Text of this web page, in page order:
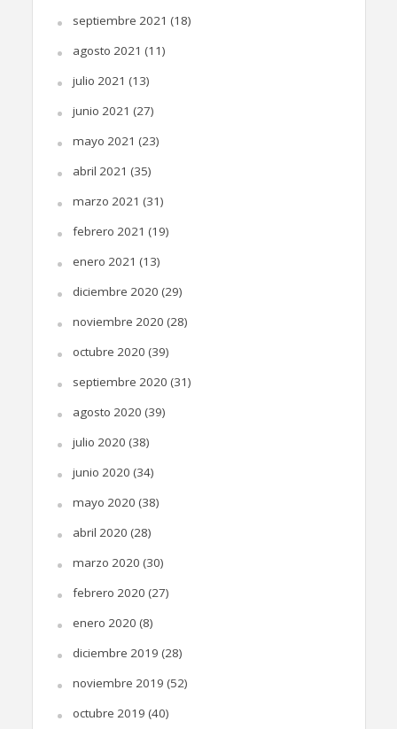
septiembre 2021 (18)
agosto 2021 (11)
julio 2021 (13)
junio 2021 (27)
mayo 2021 (23)
abril 2021 (35)
marzo 2021 (31)
febrero 2021 (19)
enero 2021 (13)
diciembre 2020 (29)
noviembre 2020 (28)
octubre 2020 (39)
septiembre 2020 (31)
agosto 2020 (39)
julio 2020 (38)
junio 2020 (34)
mayo 2020 (38)
abril 2020 (28)
marzo 2020 (30)
febrero 2020 (27)
enero 2020 (8)
diciembre 2019 (28)
noviembre 2019 (52)
octubre 2019 (40)